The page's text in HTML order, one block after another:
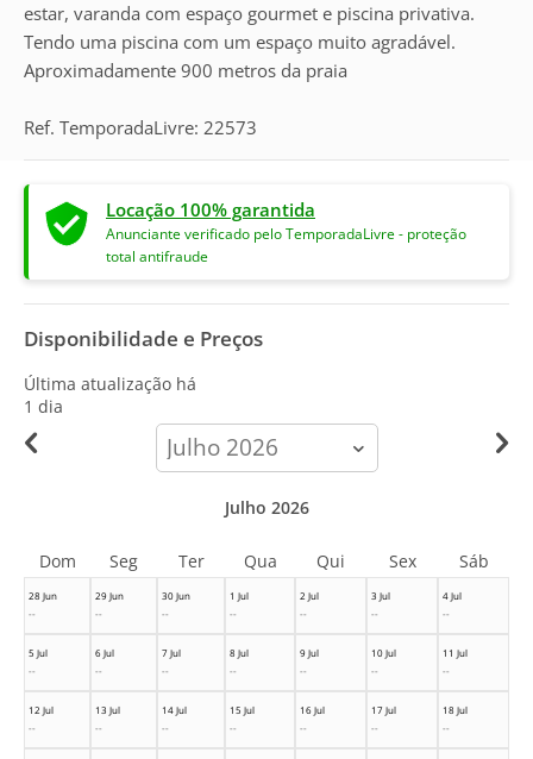
estar, varanda com espaço gourmet e piscina privativa.
Tendo uma piscina com um espaço muito agradável.
Aproximadamente 900 metros da praia
Ref. TemporadaLivre: 22573
Locação 100% garantida
Anunciante verificado pelo TemporadaLivre - proteção
total antifraude
Disponibilidade e Preços
Última atualização há
1 dia
calendar-
month
28 Jun
--
29 Jun
--
30 Jun
--
1 Jul
--
2 Jul
--
3 Jul
--
4 Jul
--
5 Jul
--
6 Jul
--
7 Jul
--
8 Jul
--
9 Jul
--
10 Jul
--
11 Jul
--
12 Jul
--
13 Jul
--
14 Jul
--
15 Jul
--
16 Jul
--
17 Jul
--
18 Jul
--
Julho 2026
Dom Seg Ter Qua Qui Sex Sáb